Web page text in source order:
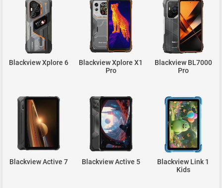
Blackview Xplore 6
Blackview Xplore X1
Pro
Blackview BL7000
Pro
Blackview Active 7 Blackview Active 5
Blackview Link 1
Kids